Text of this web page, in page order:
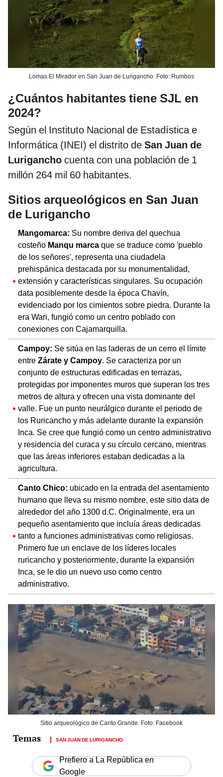
Lomas El Mirador en San Juan de Lurigancho. Foto: Rumbos
¿Cuántos habitantes tiene SJL en
2024?
Según el Instituto Nacional de Estadística e
Informática (INEI) el distrito de San Juan de
Lurigancho cuenta con una población de 1
millón 264 mil 60 habitantes.
Sitios arqueológicos en San Juan
de Lurigancho
Mangomarca: Su nombre deriva del quechua
costeño Manqu marca que se traduce como 'pueblo
de los señores', representa una ciudadela
prehispánica destacada por su monumentalidad,
extensión y características singulares. Su ocupación
data posiblemente desde la época Chavín,
evidenciado por los cimientos sobre piedra. Durante la
era Wari, fungió como un centro poblado con
conexiones con Cajamarquilla.
Campoy: Se sitúa en las laderas de un cerro el límite
entre Zárate y Campoy. Se caracteriza por un
conjunto de estructuras edificadas en terrazas,
protegidas por imponentes muros que superan los tres
metros de altura y ofrecen una vista dominante del
valle. Fue un punto neurálgico durante el periodo de
los Ruricancho y más adelante durante la expansión
Inca. Se cree que fungió como un centro administrativo
y residencia del curaca y su círculo cercano, mientras
que las áreas inferiores estaban dedicadas a la
agricultura.
Canto Chico: ubicado en la entrada del asentamiento
humano que lleva su mismo nombre, este sitio data de
alrededor del año 1300 d.C. Originalmente, era un
pequeño asentamiento que incluía áreas dedicadas
tanto a funciones administrativas como religiosas.
Primero fue un enclave de los líderes locales
ruricancho y posteriormente, durante la expansión
Inca, se le dio un nuevo uso como centro
administrativo.
Sitio arqueológico de Canto Grande. Foto: Facebook
SAN JUAN DE LURIGANCHO
Prefiero a La República en
Google